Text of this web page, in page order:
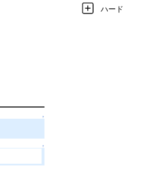
↑
↑
ハード